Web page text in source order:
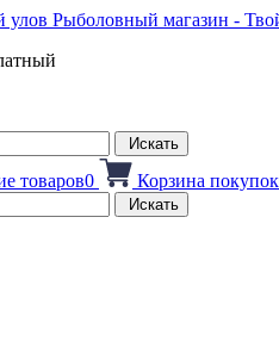
Рыболовный магазин -
Искать
товаров0 Корзина покупок
Искать